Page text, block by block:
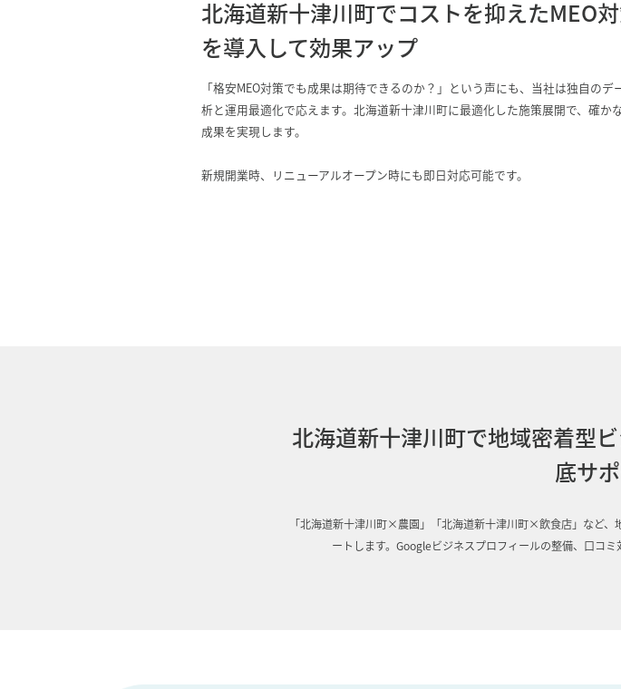
北海道新十津川町でコストを抑えたMEO
を導入して効果アップ
「格安MEO対策でも成果は期待できるのか？」という声にも、当社は独自のデ
析と運用最適化で応えます。北海道新十津川町に最適化した施策展開で、確か
成果を実現します。
新規開業時、リニューアルオープン時にも即日対応可能です。
北海道新十津川町で地域密着型
底サ
「北海道新十津川町×農園」「北海道新十津川町×飲食店」など
ートします。Googleビジネスプロフィールの整備、口コ